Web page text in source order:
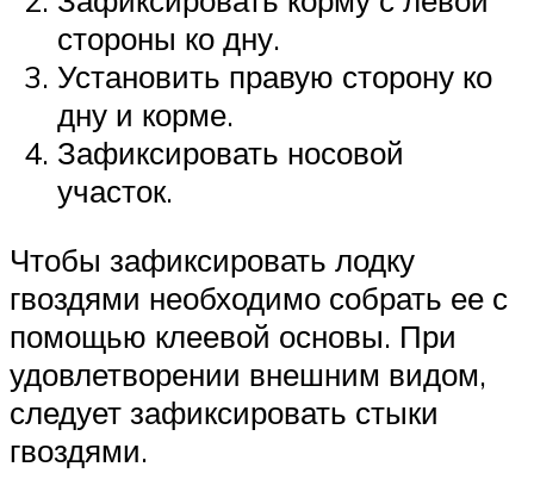
стороны ко дну.
Установить правую сторону ко
дну и корме.
Зафиксировать носовой
участок.
Чтобы зафиксировать лодку
гвоздями необходимо собрать ее с
помощью клеевой основы. При
удовлетворении внешним видом,
следует зафиксировать стыки
гвоздями.